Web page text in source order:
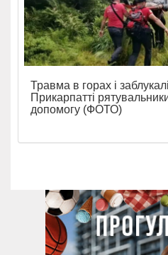
Травма в горах і
Прикарпатті
допомогу (ФОТО)